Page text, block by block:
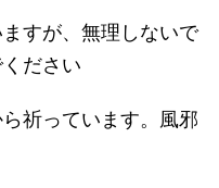
すが、無理しないで
ださい
祈っています。風邪